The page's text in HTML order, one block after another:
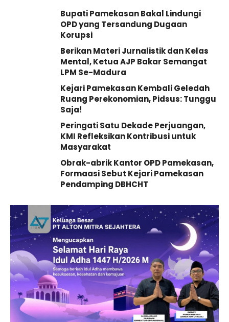
Bupati Pamekasan Bakal Lindungi
OPD yang Tersandung Dugaan
Korupsi
Berikan Materi Jurnalistik dan Kelas
Mental, Ketua AJP Bakar Semangat
LPM Se-Madura
Kejari Pamekasan Kembali Geledah
Ruang Perekonomian, Pidsus: Tunggu
Saja!
Peringati Satu Dekade Perjuangan,
KMI Refleksikan Kontribusi untuk
Masyarakat
Obrak-abrik Kantor OPD Pamekasan,
Formaasi Sebut Kejari Pamekasan
Pendamping DBHCHT